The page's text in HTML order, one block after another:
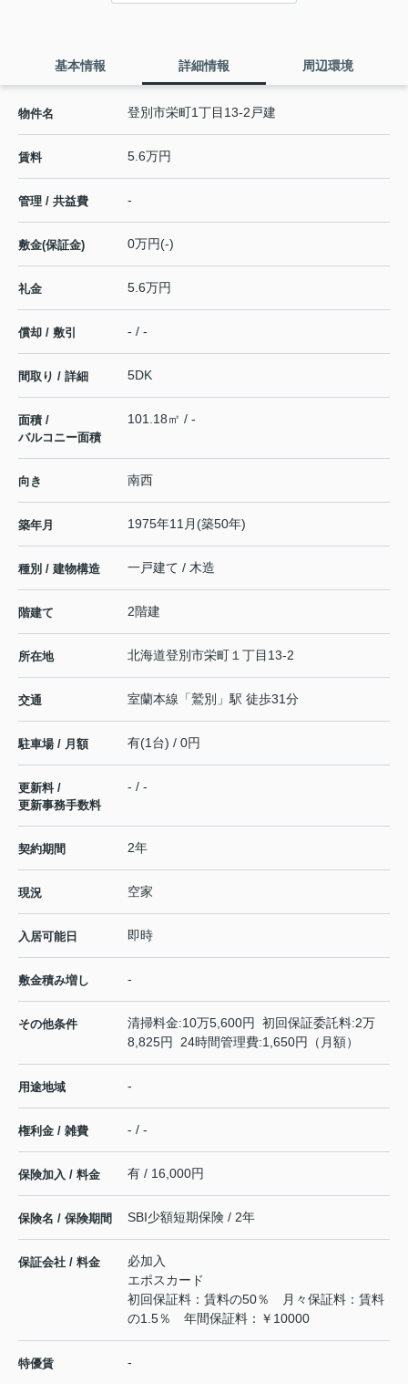
基本情報 詳細情報 周辺環境
物件名 登別市栄町1丁目13-2戸建
賃料 5.6万円
管理 / 共益費 -
敷金(保証金) 0万円(-)
礼金 5.6万円
償却 / 敷引 - / -
間取り / 詳細 5DK
面積 /
バルコニー面積
101.18㎡ / -
向き 南西
築年月 1975年11月(築50年)
種別 / 建物構造 一戸建て / 木造
階建て 2階建
所在地 北海道登別市栄町 １丁目13-2
交通 室蘭本線 「鷲別 」駅 徒歩31分
駐車場 / 月額 有(1台) / 0円
更新料 /
更新事務手数料
- / -
契約期間 2年
現況 空家
入居可能日 即時
敷金積み増し -
その他条件
清掃料金:10万5,600円 初回保証委託料:2万
8,825円 24時間管理費:1,650円（月額）
用途地域 -
権利金 / 雑費 - / -
保険加入 / 料金 有 / 16,000円
保険名 / 保険期間 SBI少額短期保険 / 2年
保証会社 / 料金
必加入
エポスカード
初回保証料：賃料の50％ 月々保証料：賃料
の1.5％ 年間保証料：￥10000
特優賃 -